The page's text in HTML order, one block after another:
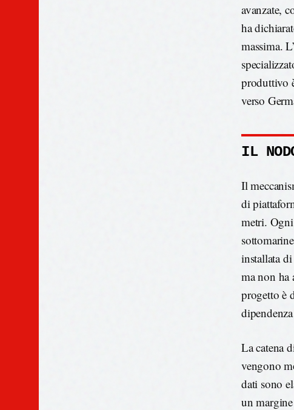
avanzate,
ha
massima.
produttivo
verso
IL
Il
di
metri.
installata
ma non ha
progetto è
La catena
vengono
dati sono
un